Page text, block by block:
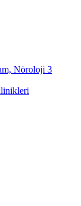
Nöroloji 3